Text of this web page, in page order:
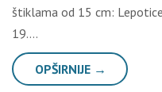
štiklama od 15 cm:
19….
OPŠIRNIJE →